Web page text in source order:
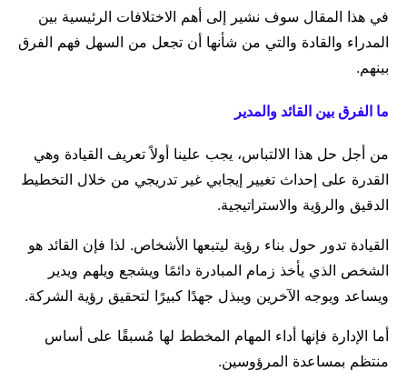
في هذا المقال سوف نشير إلى أهم الاختلافات الرئيسية بين
المدراء والقادة والتي من شأنها أن تجعل من السهل فهم الفرق
بينهم.
ما الفرق بين القائد والمدير
من أجل حل هذا الالتباس، يجب علينا أولاً تعريف القيادة وهي
القدرة على إحداث تغيير إيجابي غير تدريجي من خلال التخطيط
الدقيق والرؤية والاستراتيجية.
القيادة تدور حول بناء رؤية ليتبعها الأشخاص. لذا فإن القائد هو
الشخص الذي يأخذ زمام المبادرة دائمًا ويشجع ويلهم ويدير
ويساعد ويوجه الآخرين ويبذل جهدًا كبيرًا لتحقيق رؤية الشركة.
أما الإدارة فإنها أداء المهام المخطط لها مُسبقًا على أساس
منتظم بمساعدة المرؤوسين.